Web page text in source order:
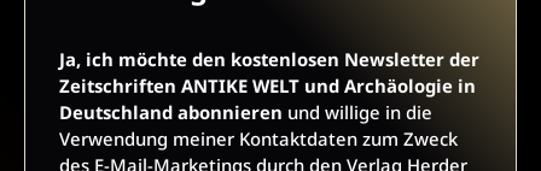
JETZT ANMELDEN
Ja, ich möchte den kostenlosen Newsletter der
Zeitschriften ANTIKE WELT und Archäologie in
Deutschland abonnieren und willige in die
Verwendung meiner Kontaktdaten zum Zweck
des E-Mail-Marketings durch den Verlag Herder